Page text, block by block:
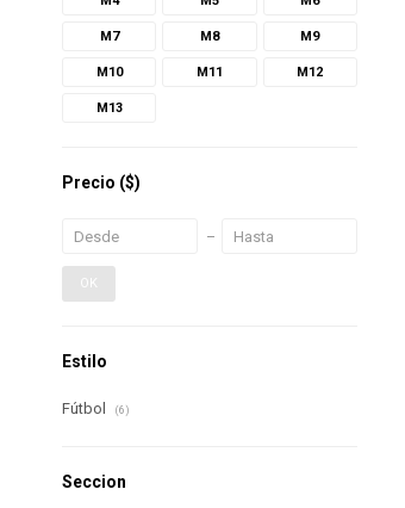
M7 M8 M9
M10 M11 M12
M13
Precio ($)
OK
Estilo
Fútbol (6)
Seccion